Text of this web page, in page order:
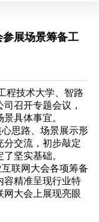
展场景筹备工
程技术大学、智路
召开专题会议，
具体事宜。
思路、场景展示形
分交流，初步敲定
坚实基础。
联网大会各项筹备
容精准呈现行业特
网大会上展现亮眼